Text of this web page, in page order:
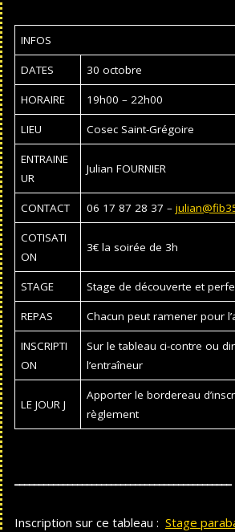
INFOS
DATES 30 octobre
HORAIRE 19h00 – 22h00
LIEU Cosec Saint-Grégoire
ENTRAINE
UR
Julian FOURNIER
CONTACT 06 17 87 28 37 –
COTISATI
ON
3€ la soirée de 3h
STAGE Stage de découverte et
REPAS Chacun peut ramener pour
INSCRIPTI
ON
Sur le tableau ci-contre ou
l’entraîneur
LE JOUR J
Apporter le bordereau
règlement
Inscription sur ce tableau : Stage